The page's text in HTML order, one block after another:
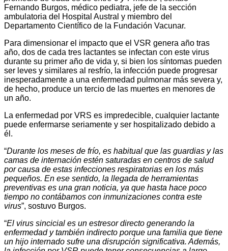
Fernando Burgos, médico pediatra, jefe de la sección
ambulatoria del Hospital Austral y miembro del
Departamento Científico de la Fundación Vacunar.
Para dimensionar el impacto que el VSR genera año tras
año, dos de cada tres lactantes se infectan con este virus
durante su primer año de vida y, si bien los síntomas pueden
ser leves y similares al resfrío, la infección puede progresar
inesperadamente a una enfermedad pulmonar más severa y,
de hecho, produce un tercio de las muertes en menores de
un año.
La enfermedad por VRS es impredecible, cualquier lactante
puede enfermarse seriamente y ser hospitalizado debido a
él.
“Durante los meses de frío, es habitual que las guardias y las
camas de internación estén saturadas en centros de salud
por causa de estas infecciones respiratorias en los más
pequeños. En ese sentido, la llegada de herramientas
preventivas es una gran noticia, ya que hasta hace poco
tiempo no contábamos con inmunizaciones contra este
virus”, sostuvo Burgos.
“El virus sincicial es un estresor directo generando la
enfermedad y también indirecto porque una familia que tiene
un hijo internado sufre una disrupción significativa. Además,